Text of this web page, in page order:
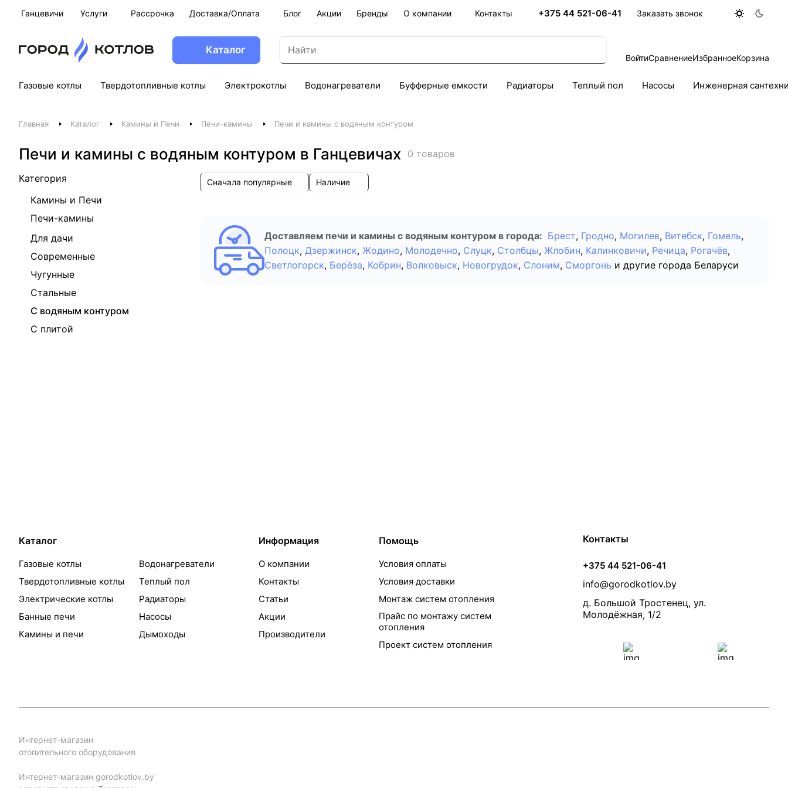
Ганцевичи Услуги Рассрочка Доставка/Оплата Блог Акции Бренды О компании Контакты +375 44 521-06-41 Заказать звонок
Каталог
ВойтиСравнениеИзбранноеКорзина
Газовые котлы Твердотопливные котлы Электрокотлы Водонагреватели Буфферные емкости Радиаторы Теплый пол Насосы Инженерная
Главная Каталог Камины и Печи Печи-камины Печи и камины с водяным контуром
Печи и камины с водяным контуром в Ганцевичах 0 товаров
Категория
Камины и Печи
Печи-камины
Для дачи
Современные
Чугунные
Стальные
С водяным контуром
С плитой
Сначала популярные Наличие
Доставляем печи и камины с водяным контуром в города: Брест, Гродно, Могилев, Витебск, Гомель,
Полоцк, Дзержинск, Жодино, Молодечно, Слуцк, Столбцы, Жлобин, Калинковичи, Речица, Рогачёв,
Светлогорск, Берёза, Кобрин, Волковыск, Новогрудок, Слоним, Сморгонь и другие города Беларуси
Каталог
Газовые котлы
Твердотопливные котлы
Электрические котлы
Банные печи
Камины и печи
Водонагреватели
Теплый пол
Радиаторы
Насосы
Дымоходы
Информация
О компании
Контакты
Статьи
Акции
Производители
Помощь
Условия оплаты
Условия доставки
Монтаж систем отопления
Прайс по монтажу систем
отопления
Проект систем отопления
Контакты
+375 44 521-06-41
info@gorodkotlov.by
д. Большой Тростенец, ул.
Молодёжная, 1/2
Интернет-магазин
отопительного оборудования
Интернет-магазин gorodkotlov.by